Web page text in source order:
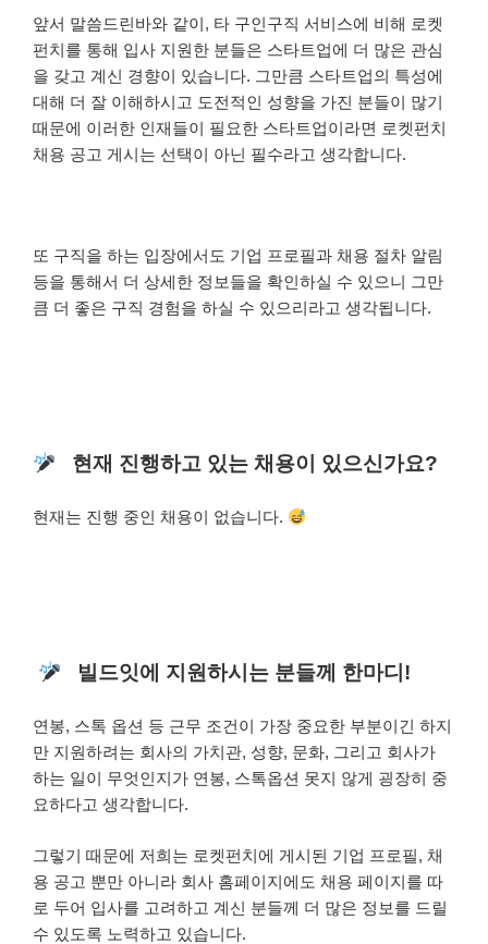
앞서 말씀드린바와 같이, 타 구인구직 서비스에 비해 로켓
펀치를 통해 입사 지원한 분들은 스타트업에 더 많은 관심
을 갖고 계신 경향이 있습니다. 그만큼 스타트업의 특성에
대해 더 잘 이해하시고 도전적인 성향을 가진 분들이 많기
때문에 이러한 인재들이 필요한 스타트업이라면 로켓펀치
채용 공고 게시는 선택이 아닌 필수라고 생각합니다.
또 구직을 하는 입장에서도 기업 프로필과 채용 절차 알림
등을 통해서 더 상세한 정보들을 확인하실 수 있으니 그만
큼 더 좋은 구직 경험을 하실 수 있으리라고 생각됩니다.
현재 진행하고 있는 채용이 있으신가요?
현재는 진행 중인 채용이 없습니다.
빌드잇에 지원하시는 분들께 한마디!
연봉, 스톡 옵션 등 근무 조건이 가장 중요한 부분이긴 하지
만 지원하려는 회사의 가치관, 성향, 문화, 그리고 회사가
하는 일이 무엇인지가 연봉, 스톡옵션 못지 않게 굉장히 중
요하다고 생각합니다.
그렇기 때문에 저희는 로켓펀치에 게시된 기업 프로필, 채
용 공고 뿐만 아니라 회사 홈페이지에도 채용 페이지를 따
로 두어 입사를 고려하고 계신 분들께 더 많은 정보를 드릴
수 있도록 노력하고 있습니다.